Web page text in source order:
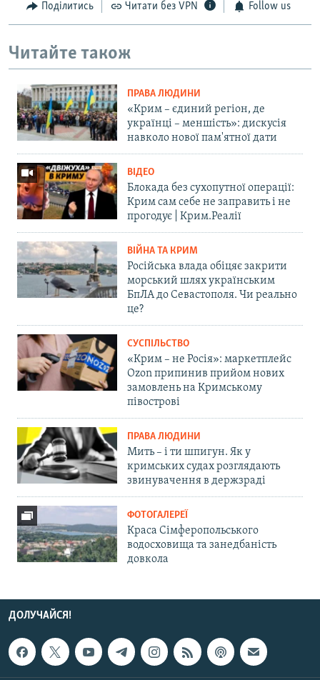
Поділитись Читати без VPN Follow us
Читайте також
ПРАВА ЛЮДИНИ
«Крим – єдиний регіон, де
українці – меншість»: дискусія
навколо нової пам'ятної дати
ВІДЕО
Блокада без сухопутної операції:
Крим сам себе не заправить і не
прогодує | Крим.Реалії
ВІЙНА ТА КРИМ
Російська влада обіцяє закрити
морський шлях українським
БпЛА до Севастополя. Чи реально
це?
СУСПІЛЬСТВО
«Крим – не Росія»: маркетплейс
Ozon припинив прийом нових
замовлень на Кримському
півострові
ПРАВА ЛЮДИНИ
Мить – і ти шпигун. Як у
кримських судах розглядають
звинувачення в держзраді
ФОТОГАЛЕРЕЇ
Краса Сімферопольського
водосховища та занедбаність
довкола
ДОЛУЧАЙСЯ!